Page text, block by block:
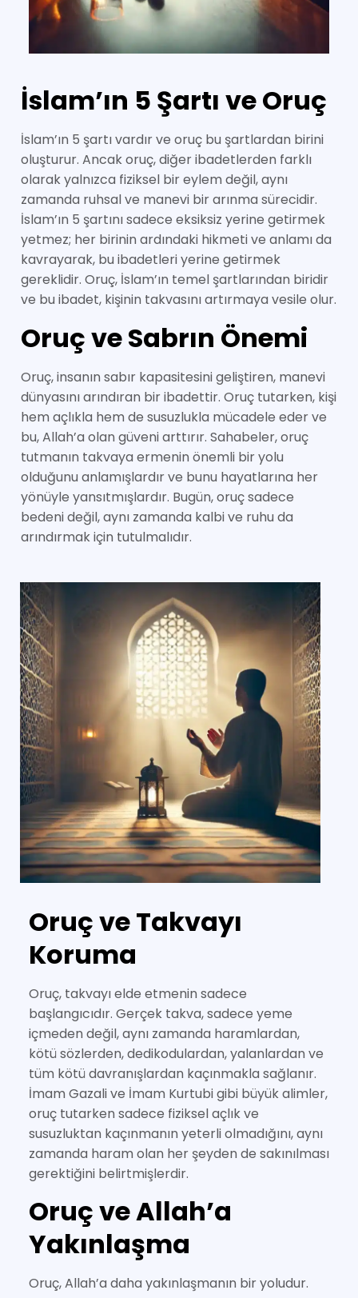
İslam’ın 5 Şartı ve Oruç
İslam’ın 5 şartı vardır ve oruç bu şartlardan birini
oluşturur. Ancak oruç, diğer ibadetlerden farklı
olarak yalnızca fiziksel bir eylem değil, aynı
zamanda ruhsal ve manevi bir arınma sürecidir.
İslam’ın 5 şartını sadece eksiksiz yerine getirmek
yetmez; her birinin ardındaki hikmeti ve anlamı da
kavrayarak, bu ibadetleri yerine getirmek
gereklidir. Oruç, İslam’ın temel şartlarından biridir
ve bu ibadet, kişinin takvasını artırmaya vesile olur.
Oruç ve Sabrın Önemi
Oruç, insanın sabır kapasitesini geliştiren, manevi
dünyasını arındıran bir ibadettir. Oruç tutarken, kişi
hem açlıkla hem de susuzlukla mücadele eder ve
bu, Allah’a olan güveni arttırır. Sahabeler, oruç
tutmanın takvaya ermenin önemli bir yolu
olduğunu anlamışlardır ve bunu hayatlarına her
yönüyle yansıtmışlardır. Bugün, oruç sadece
bedeni değil, aynı zamanda kalbi ve ruhu da
arındırmak için tutulmalıdır.
Oruç ve Takvayı
Koruma
Oruç, takvayı elde etmenin sadece
başlangıcıdır. Gerçek takva, sadece yeme
içmeden değil, aynı zamanda haramlardan,
kötü sözlerden, dedikodulardan, yalanlardan ve
tüm kötü davranışlardan kaçınmakla sağlanır.
İmam Gazali ve İmam Kurtubi gibi büyük alimler,
oruç tutarken sadece fiziksel açlık ve
susuzluktan kaçınmanın yeterli olmadığını, aynı
zamanda haram olan her şeyden de sakınılması
gerektiğini belirtmişlerdir.
Oruç ve Allah’a
Yakınlaşma
Oruç, Allah’a daha yakınlaşmanın bir yoludur.